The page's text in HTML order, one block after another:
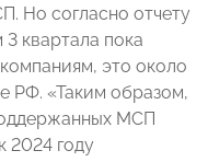
Но согласно отчету
квартала пока
это около
РФ. «Таким образом,
МСП
2024 году